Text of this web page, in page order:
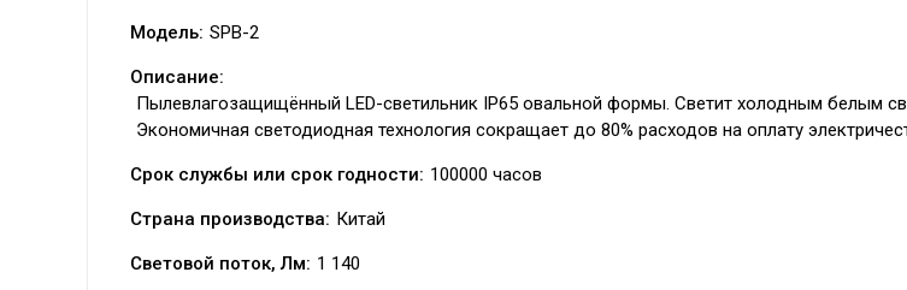
Модель: SPB-2
Описание:
Пылевлагозащищённый LED-светильник IP65 овальной формы. Светит холодным белым
Экономичная светодиодная технология сокращает до 80% расходов на оплату
Срок службы или срок годности: 100000 часов
Страна производства: Китай
Световой поток, Лм: 1 140